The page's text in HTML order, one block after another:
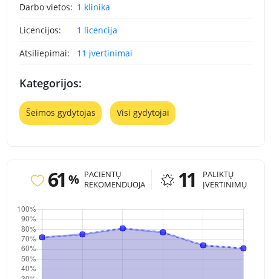
Darbo vietos: 1 klinika
Licencijos:
1 licencija
Atsiliepimai:
11 įvertinimai
Kategorijos:
Šeimos gydytojas Visi gydytojai
61 % PACIENTŲ
REKOMENDUOJA
11
PALIKTŲ
ĮVERTINIMŲ